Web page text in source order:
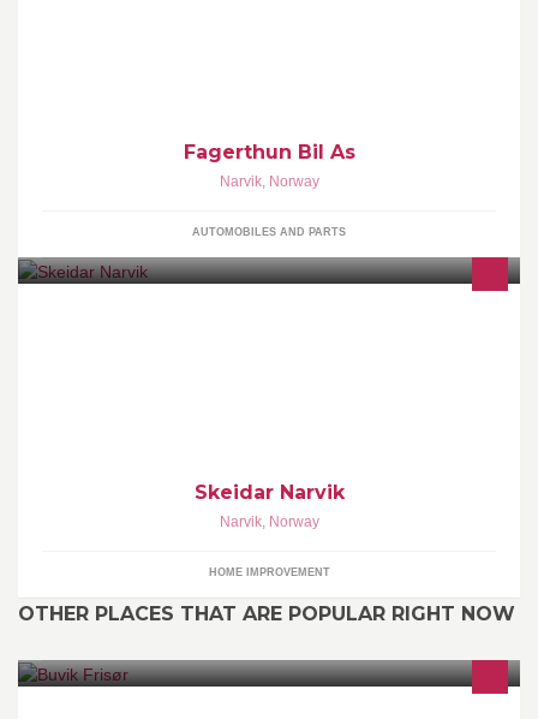
Fagerthun Bil As
Narvik, Norway
AUTOMOBILES AND PARTS
Skeidar Narvik
Narvik, Norway
HOME IMPROVEMENT
OTHER PLACES THAT ARE POPULAR RIGHT NOW